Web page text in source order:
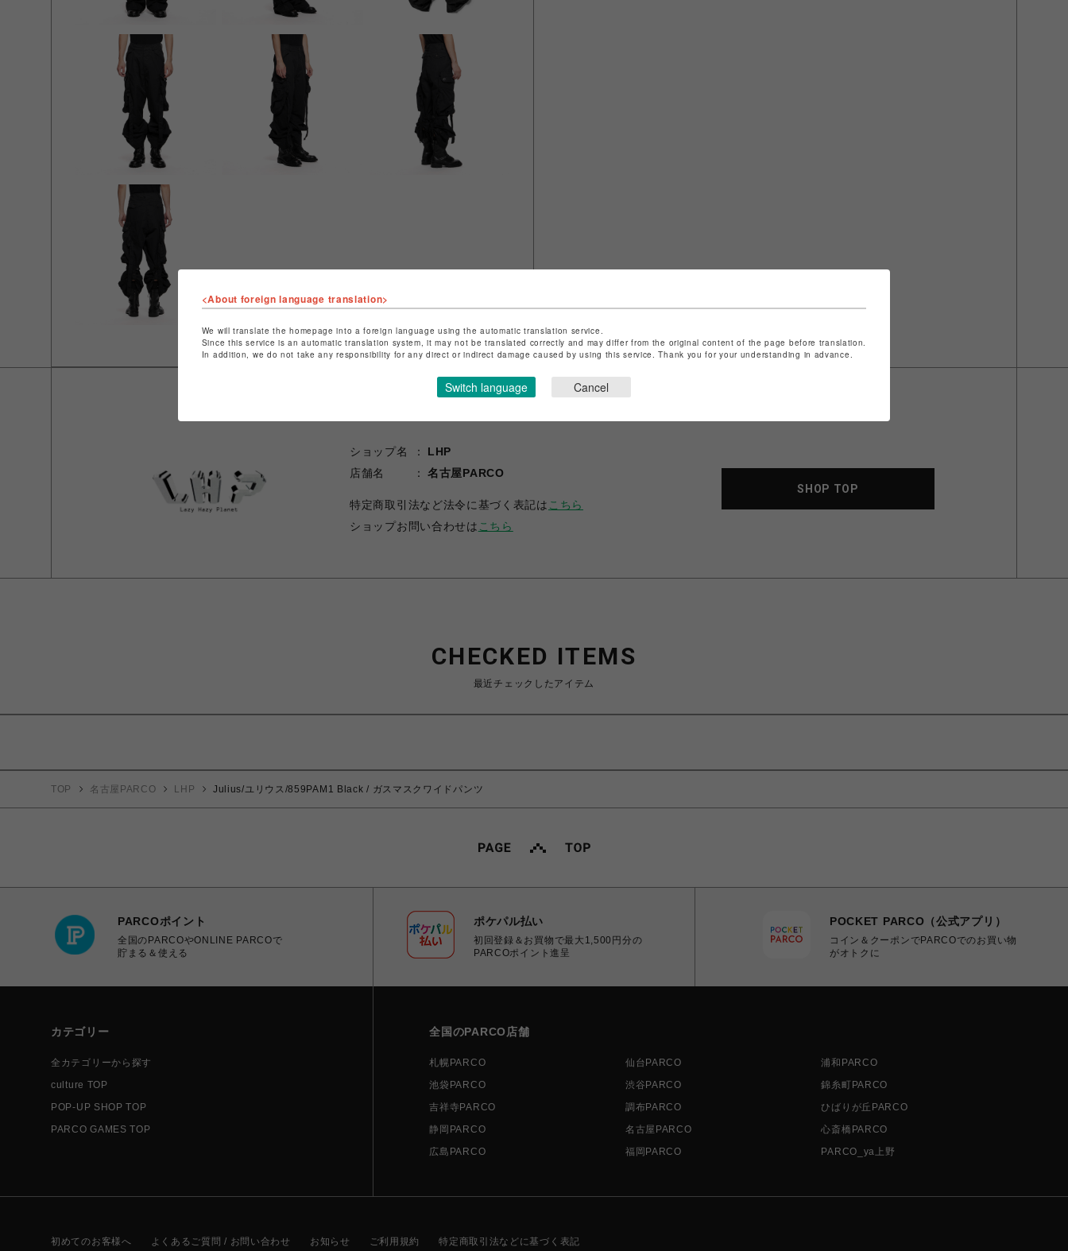
ショップ名
LHP
店舗名
名古屋PARCO
特定商取引法など法令に基づく表記は こちら
ショップお問い合わせは こちら
SHOP TOP
CHECKED ITEMS
最近チェックしたアイテム
TOP 名古屋PARCO LHP Julius/ユリウス/859PAM1 Black / ガスマスクワイドパンツ
PARCOポイント
全国のPARCOやONLINE PARCOで
貯まる＆使える
ポケパル払い
初回登録＆お買物で最大1,500円分の
PARCOポイント進呈
POCKET PARCO（公式アプリ）
コイン＆クーポンでPARCOでのお買い物
がオトクに
カテゴリー
全カテゴリーから探す
culture TOP
POP-UP SHOP TOP
PARCO GAMES TOP
全国のPARCO店舗
札幌PARCO 仙台PARCO
浦和PARCO
池袋PARCO
渋谷PARCO
錦糸町PARCO
吉祥寺PARCO
調布PARCO
ひばりが丘PARCO
静岡PARCO
名古屋PARCO
心斎橋PARCO
広島PARCO
福岡PARCO PARCO_ya上野
初めてのお客様へ よくあるご質問 / お問い合わせ お知らせ ご利用規約 特定商取引法などに基づく表記
<About foreign language translation>
We will translate the homepage into a foreign language using the automatic translation service.
Since this service is an automatic translation system, it may not be translated correctly and may differ from the original content of the page before translation.
In addition, we do not take any responsibility for any direct or indirect damage caused by using this service. Thank you for your understanding in advance.
Switch language Cancel